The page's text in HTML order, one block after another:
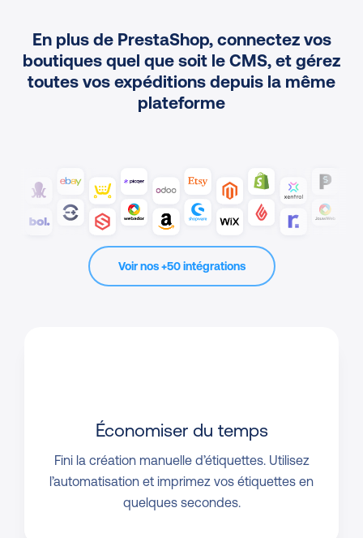
En plus de PrestaShop, connectez vos
boutiques quel que soit le CMS, et gérez
toutes vos expéditions depuis la même
plateforme
Voir nos +50 intégrations
Économiser du temps
Fini la création manuelle d’étiquettes. Utilisez
l’automatisation et imprimez vos étiquettes en
quelques secondes.